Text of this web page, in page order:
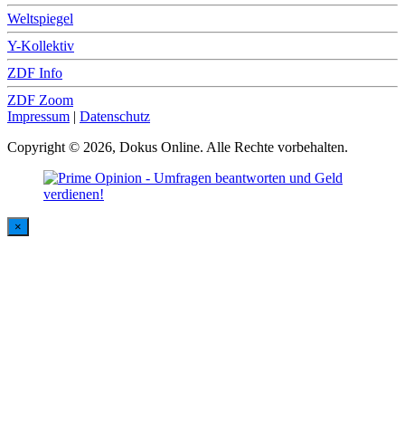
Weltspiegel
Y-Kollektiv
ZDF Info
ZDF Zoom
Impressum | Datenschutz
Copyright © 2026, Dokus Online. Alle Rechte vorbehalten.
×